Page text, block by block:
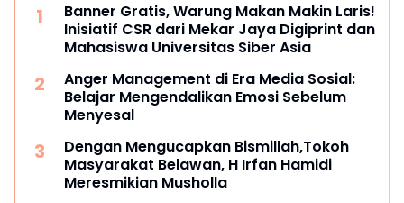
Banner Gratis, Warung Makan Makin Laris!
Inisiatif CSR dari Mekar Jaya Digiprint dan
Mahasiswa Universitas Siber Asia
Anger Management di Era Media Sosial:
Belajar Mengendalikan Emosi Sebelum
Menyesal
Dengan Mengucapkan Bismillah,Tokoh
Masyarakat Belawan, H Irfan Hamidi
Meresmikian Musholla